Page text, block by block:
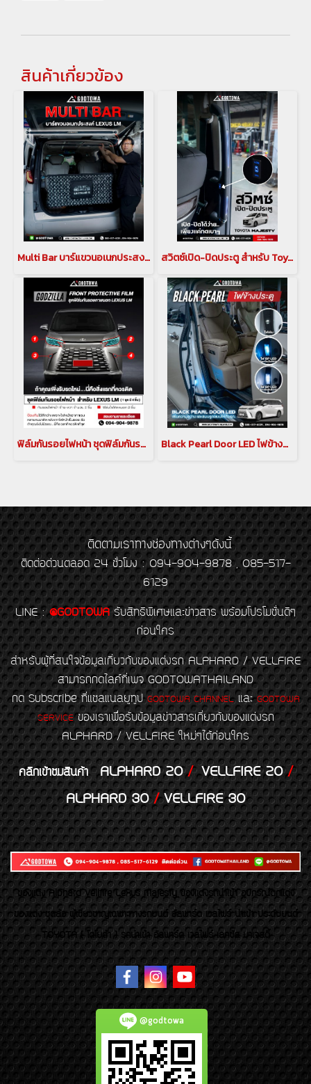
สินค้าเกี่ยวข้อง
Multi Bar บาร์แขวนอเนกประสงค์ภายในรถ สำหรับรถยนต์ Lexus LM สวิตซ์เปิด-ปิดประตู สำหรับ Toyota Majesty สวิตช์เปิด ปิด ตรงราวมือจับประตูสไลด์ โตโยต้า มาเจสตี้
ฟิล์มกันรอยไฟหน้า ชุดฟิล์มกันรอยไฟหน้า GODZILLA Front Protective Film สำหรับ LEXUS LM 2023 ขึ้นไป Black Pearl Door LED ไฟข้างประตู สำหรับ New Lexus LM รุ่นปี 2024
ติดตามเราทางช่องทางต่างๆดังนี้
ติดต่อด่วนตลอด 24 ชั่วโมง : 094-904-9878 , 085-517-
6129
LINE : @GODTOWA รับสิทธิพิเศษและข่าวสาร พร้อมโปรโมชั่นดีๆ
ก่อนใคร
สำหรับผู้ที่สนใจข้อมูลเกี่ยวกับของแต่งรถ ALPHARD / VELLFIRE
สามารถกดไลค์ที่เพจ GODTOWATHAILAND
กด Subscribe ที่แชลแนลยูทูปGODTOWA CHANNELและGODTOWA
SERVICEของเราเพื่อรับข้อมูลข่าวสารเกี่ยวกับของแต่งรถ
ALPHARD / VELLFIRE ใหม่ๆได้ก่อนใคร
คลิกเข้าชมสินค้า ALPHARD 20/VELLFIRE 20/
ALPHARD 30/VELLFIRE 30
ของเเต่ง Alphard Vellfire Lexus Majesty ของเเต่งรถนำเข้า อุปกรณ์ตกแต่ง
ของแต่ง ชุดล้อ ผู้เชี่ยวชาญเฉพาะทางรถยนต์ อัลพาร์ด เวลไฟร์ นำเข้า ประดับยนต์
TOYOTA ( โตโยต้า ) รถนำเข้า อัลพาร์ด เวลไฟร์ เลกซัส มาเจสตี้
@godtowa